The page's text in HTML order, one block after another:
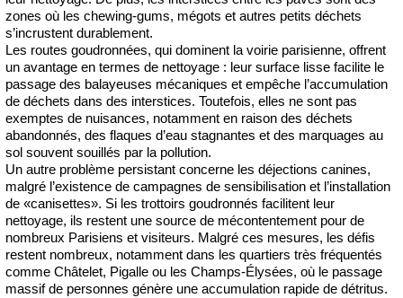
zones où les chewing-gums, mégots et autres petits déchets
s’incrustent durablement.
Les routes goudronnées, qui dominent la voirie parisienne, offrent
un avantage en termes de nettoyage : leur surface lisse facilite le
passage des balayeuses mécaniques et empêche l’accumulation
de déchets dans des interstices. Toutefois, elles ne sont pas
exemptes de nuisances, notamment en raison des déchets
abandonnés, des flaques d’eau stagnantes et des marquages au
sol souvent souillés par la pollution.
Un autre problème persistant concerne les déjections canines,
malgré l’existence de campagnes de sensibilisation et l’installation
de «canisettes». Si les trottoirs goudronnés facilitent leur
nettoyage, ils restent une source de mécontentement pour de
nombreux Parisiens et visiteurs. Malgré ces mesures, les défis
restent nombreux, notamment dans les quartiers très fréquentés
comme Châtelet, Pigalle ou les Champs-Élysées, où le passage
massif de personnes génère une accumulation rapide de détritus.